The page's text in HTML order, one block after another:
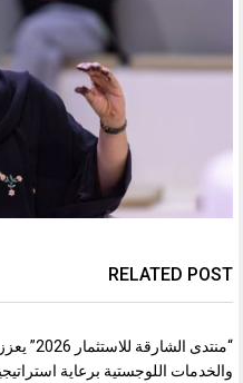
RELATED POST
“منتدى
والخدمات اللوجستية برعاية